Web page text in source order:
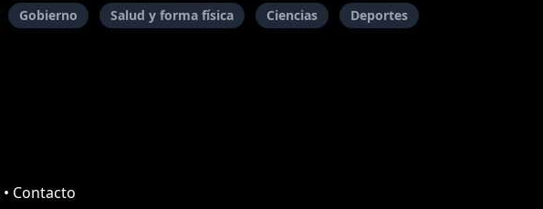
Gobierno Salud y forma física Ciencias Deportes
• Contacto